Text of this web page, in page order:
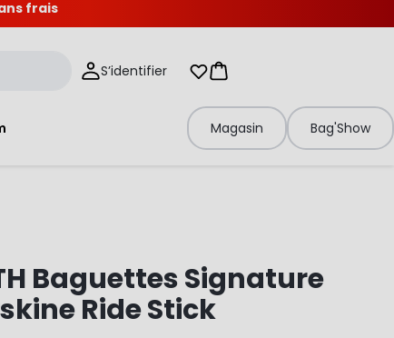
frais
S’identifier Mes listes d'envies
Panier
Magasin Bag'Show
Baguettes Signature
Ride Stick